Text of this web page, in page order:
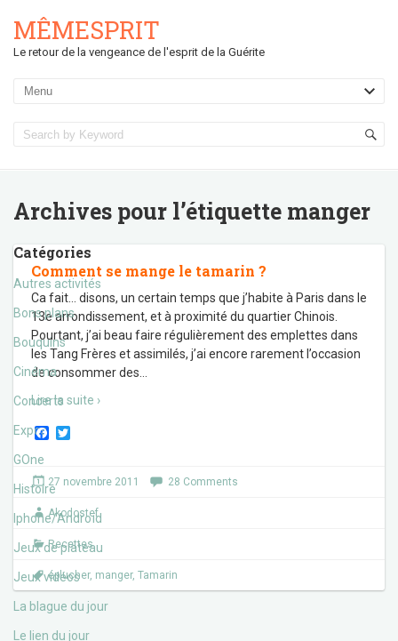
MÊMESPRIT
Le retour de la vengeance de l'esprit de la Guérite
Archives pour l’étiquette manger
Catégories
Autres activités
Bons plans
Bouquins
Cinéma
Concerts
Expos
GOne
Histoire
Iphone/Androïd
Jeux de plateau
Jeux vidéos
La blague du jour
Le lien du jour
Comment se mange le tamarin ?
Ca fait… disons, un certain temps que j’habite à Paris dans le
13e arrondissement, et à proximité du quartier Chinois.
Pourtant, j’ai beau faire régulièrement des emplettes dans
les Tang Frères et assimilés, j’ai encore rarement l’occasion
de consommer des
Lire la suite ›
F
e
b
o
t
r
27 novembre 2011 28 Comments
Akodostef
Recettes
éplucher, manger, Tamarin